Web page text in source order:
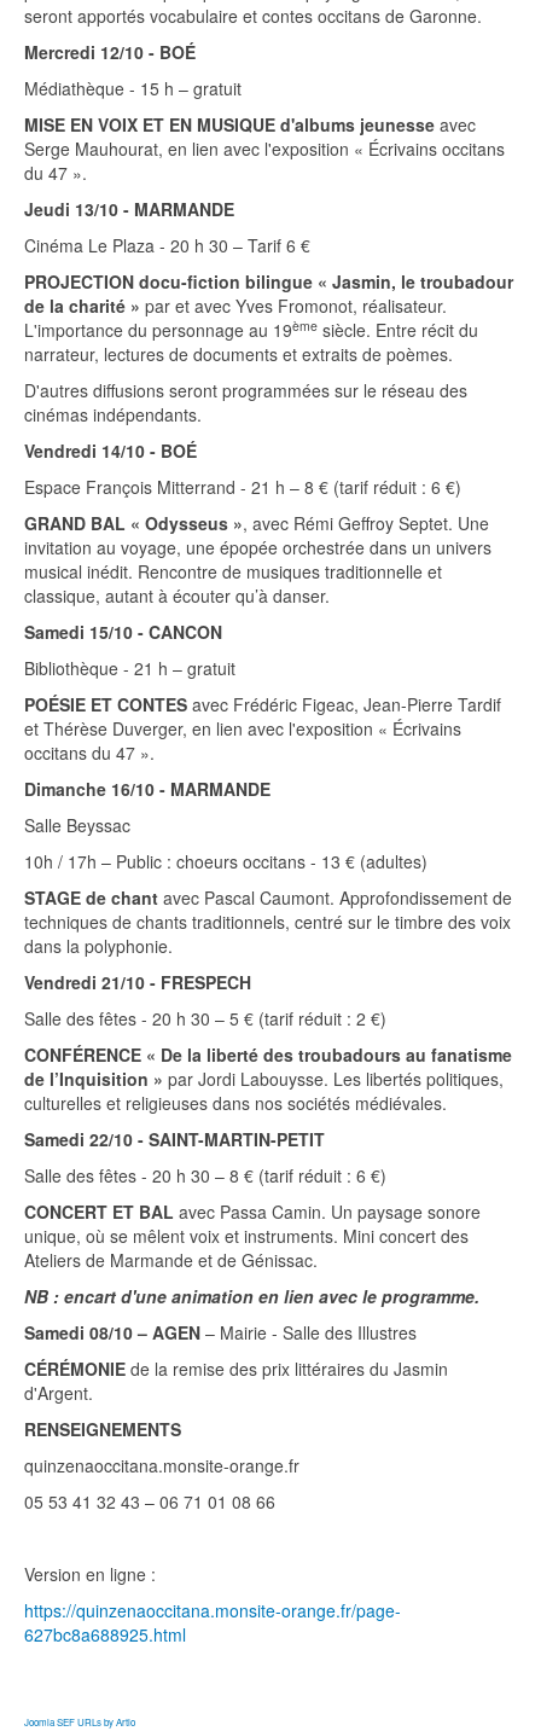
seront apportés vocabulaire et contes occitans de Garonne.
Mercredi 12/10 - BOÉ
Médiathèque - 15 h – gratuit
MISE EN VOIX ET EN MUSIQUE d'albums jeunesse avec
Serge Mauhourat, en lien avec l'exposition « Écrivains occitans
du 47 ».
Jeudi 13/10 - MARMANDE
Cinéma Le Plaza - 20 h 30 – Tarif 6 €
PROJECTION docu-fiction bilingue « Jasmin, le troubadour
de la charité » par et avec Yves Fromonot, réalisateur.
L'importance du personnage au 19ème siècle. Entre récit du
narrateur, lectures de documents et extraits de poèmes.
D'autres diffusions seront programmées sur le réseau des
cinémas indépendants.
Vendredi 14/10 - BOÉ
Espace François Mitterrand - 21 h – 8 € (tarif réduit : 6 €)
GRAND BAL « Odysseus », avec Rémi Geffroy Septet. Une
invitation au voyage, une épopée orchestrée dans un univers
musical inédit. Rencontre de musiques traditionnelle et
classique, autant à écouter qu’à danser.
Samedi 15/10 - CANCON
Bibliothèque - 21 h – gratuit
POÉSIE ET CONTES avec Frédéric Figeac, Jean-Pierre Tardif
et Thérèse Duverger, en lien avec l'exposition « Écrivains
occitans du 47 ».
Dimanche 16/10 - MARMANDE
Salle Beyssac
10h / 17h – Public : choeurs occitans - 13 € (adultes)
STAGE de chant avec Pascal Caumont. Approfondissement de
techniques de chants traditionnels, centré sur le timbre des voix
dans la polyphonie.
Vendredi 21/10 - FRESPECH
Salle des fêtes - 20 h 30 – 5 € (tarif réduit : 2 €)
CONFÉRENCE « De la liberté des troubadours au fanatisme
de l’Inquisition » par Jordi Labouysse. Les libertés politiques,
culturelles et religieuses dans nos sociétés médiévales.
Samedi 22/10 - SAINT-MARTIN-PETIT
Salle des fêtes - 20 h 30 – 8 € (tarif réduit : 6 €)
CONCERT ET BAL avec Passa Camin. Un paysage sonore
unique, où se mêlent voix et instruments. Mini concert des
Ateliers de Marmande et de Génissac.
NB : encart d'une animation en lien avec le programme.
Samedi 08/10 – AGEN – Mairie - Salle des Illustres
CÉRÉMONIE de la remise des prix littéraires du Jasmin
d'Argent.
RENSEIGNEMENTS
quinzenaoccitana.monsite-orange.fr
05 53 41 32 43 – 06 71 01 08 66
Version en ligne :
https://quinzenaoccitana.monsite-orange.fr/page-
627bc8a688925.html
Joomla SEF URLs by Artio